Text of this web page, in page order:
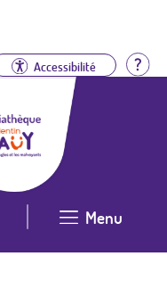
Accessibilité
Menu